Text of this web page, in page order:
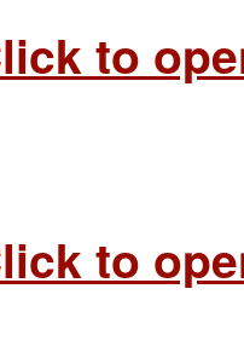
to
to